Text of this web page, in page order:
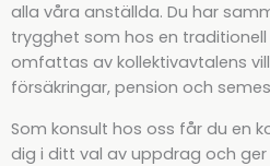
alla våra anställda. Du har
trygghet som hos en
omfattas av kollektivavtalens
försäkringar, pension och
Som konsult hos oss får du en
dig i ditt val av uppdrag och